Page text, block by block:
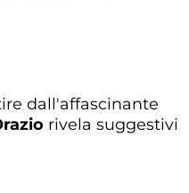
dall'affascinante
rivela suggestivi